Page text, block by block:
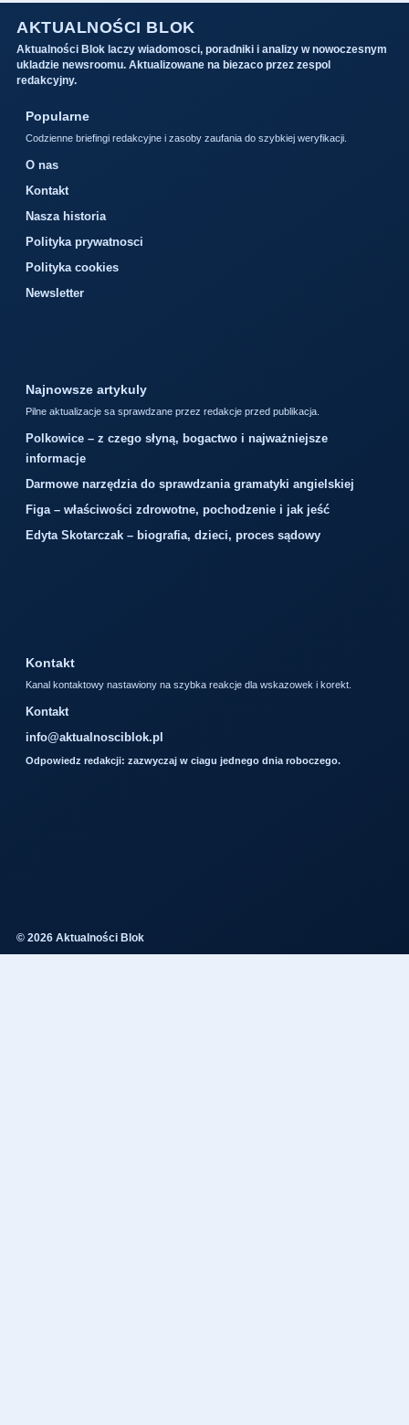
AKTUALNOŚCI BLOK
Aktualności Blok laczy wiadomosci, poradniki i analizy w nowoczesnym
ukladzie newsroomu. Aktualizowane na biezaco przez zespol
redakcyjny.
Popularne
Codzienne briefingi redakcyjne i zasoby zaufania do szybkiej weryfikacji.
O nas
Kontakt
Nasza historia
Polityka prywatnosci
Polityka cookies
Newsletter
Najnowsze artykuly
Pilne aktualizacje sa sprawdzane przez redakcje przed publikacja.
Polkowice – z czego słyną, bogactwo i najważniejsze
informacje
Darmowe narzędzia do sprawdzania gramatyki angielskiej
Figa – właściwości zdrowotne, pochodzenie i jak jeść
Edyta Skotarczak – biografia, dzieci, proces sądowy
Kontakt
Kanal kontaktowy nastawiony na szybka reakcje dla wskazowek i korekt.
Kontakt
info@aktualnosciblok.pl
Odpowiedz redakcji: zazwyczaj w ciagu jednego dnia roboczego.
© 2026 Aktualności Blok